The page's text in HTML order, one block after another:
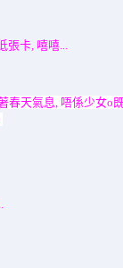
張卡, 嘻嘻...
春天氣息, 唔係少女o